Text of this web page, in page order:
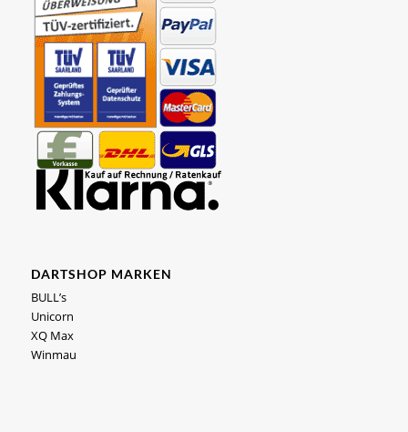
DARTSHOP MARKEN
BULL’s
Unicorn
XQ Max
Winmau